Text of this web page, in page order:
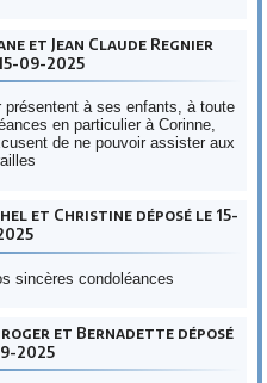
et Jean Claude Regnier
09-2025
présentent à ses enfants, à toute
en particulier à Corinne,
de ne pouvoir assister aux
et Christine déposé le 15-
sincères condoléances
roger et Bernadette déposé
2025